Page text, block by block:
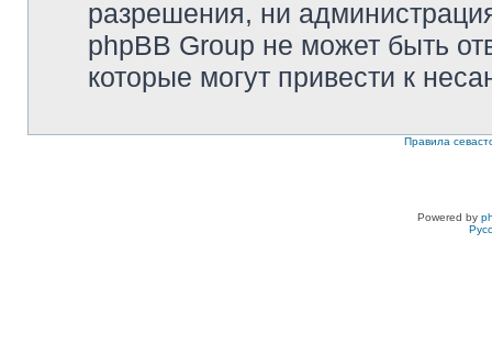
разрешения, ни
phpBB Group не может быть
которые могут привести к
Правила
Powered by